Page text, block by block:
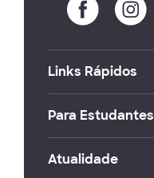
Links Rápidos
Para Estudantes
Atualidade